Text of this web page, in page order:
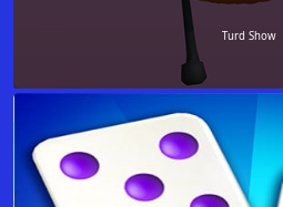
Turd Show